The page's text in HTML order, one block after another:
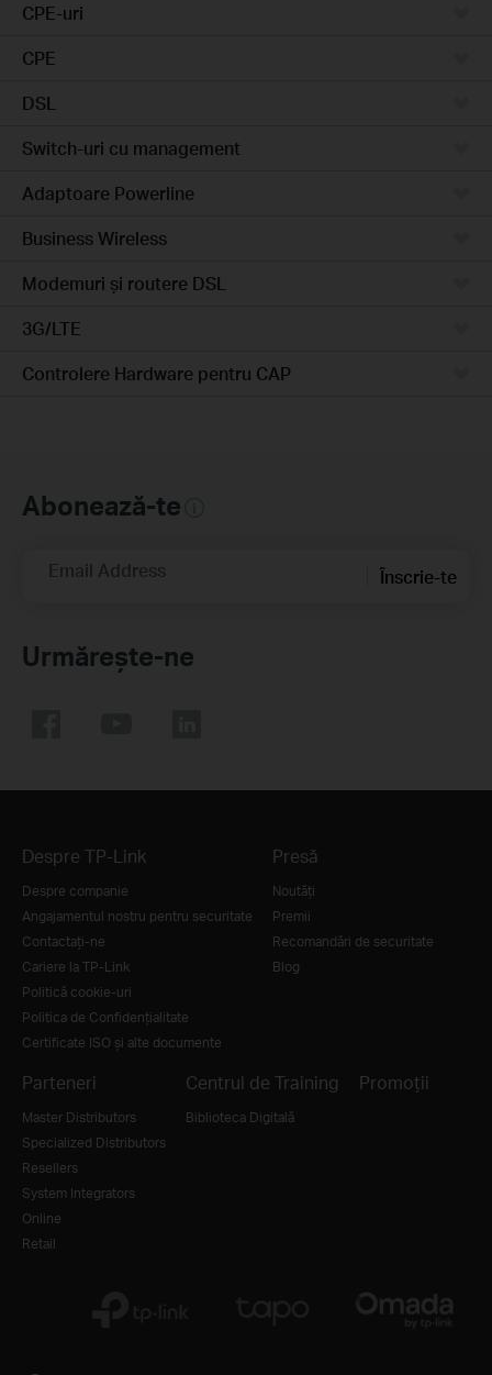
CPE-uri
CPE
DSL
Switch-uri cu management
Adaptoare Powerline
Business Wireless
Modemuri și routere DSL
3G/LTE
Controlere Hardware pentru CAP
Abonează-te
Email Address Înscrie-te
Urmărește-ne
Despre TP-Link
Despre companie
Angajamentul nostru pentru securitate
Contactați-ne
Cariere la TP-Link
Politică cookie-uri
Politica de Confidențialitate
Certificate ISO și alte documente
Presă
Noutăţi
Premii
Recomandări de securitate
Blog
Parteneri
Master Distributors
Specialized Distributors
Resellers
System Integrators
Online
Retail
Centrul de Training
Biblioteca Digitală
Promoții